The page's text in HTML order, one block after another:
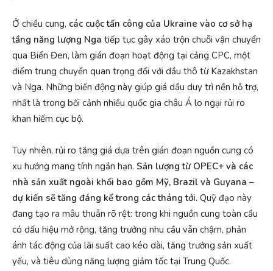
Ở chiều cung, các cuộc tấn công của Ukraine vào cơ sở hạ
tầng năng lượng Nga tiếp tục gây xáo trộn chuỗi vận chuyển
qua Biển Đen, làm gián đoạn hoạt động tại cảng CPC, một
điểm trung chuyển quan trọng đối với dầu thô từ Kazakhstan
và Nga. Những biến động này giúp giá dầu duy trì nền hỗ trợ,
nhất là trong bối cảnh nhiều quốc gia châu Á lo ngại rủi ro
khan hiếm cục bộ.
Tuy nhiên, rủi ro tăng giá dựa trên gián đoạn nguồn cung có
xu hướng mang tính ngắn hạn. Sản lượng từ OPEC+ và các
nhà sản xuất ngoài khối bao gồm Mỹ, Brazil và Guyana –
dự kiến sẽ tăng đáng kể trong các tháng tới. Quỹ đạo này
đang tạo ra mâu thuẫn rõ rệt: trong khi nguồn cung toàn cầu
có dấu hiệu mở rộng, tăng trưởng nhu cầu vẫn chậm, phản
ánh tác động của lãi suất cao kéo dài, tăng trưởng sản xuất
yếu, và tiêu dùng năng lượng giảm tốc tại Trung Quốc.